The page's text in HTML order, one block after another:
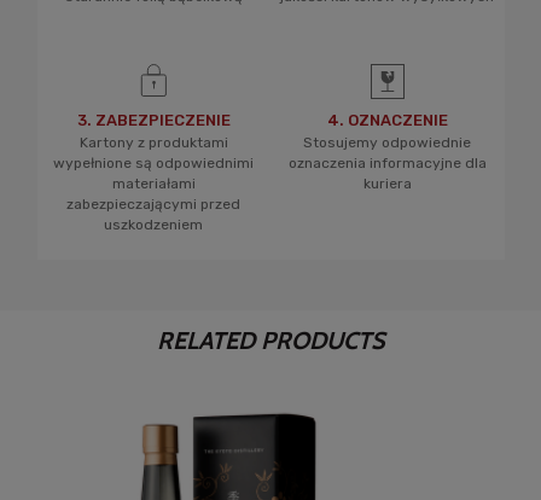
3. ZABEZPIECZENIE
Kartony z produktami
wypełnione są odpowiednimi
materiałami
zabezpieczającymi przed
uszkodzeniem
4. OZNACZENIE
Stosujemy odpowiednie
oznaczenia informacyjne dla
kuriera
RELATED PRODUCTS